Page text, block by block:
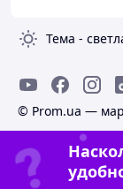
Тема -
© Prom.ua —